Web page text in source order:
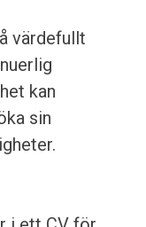
värdefullt
kan
sin